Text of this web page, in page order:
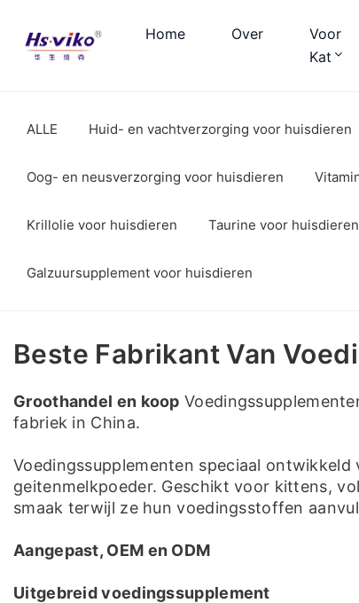
Home Over
Voor
Kat
ALLE Huid- en vachtverzorging voor huisdieren
Oog- en neusverzorging voor huisdieren
Krillolie voor huisdieren Taurine voor huisdieren
Galzuursupplement voor huisdieren
Beste Fabrikant Van
Groothandel en koop
fabriek in China.
Voedingssupplementen speciaal
geitenmelkpoeder. Geschikt voor kittens,
smaak terwijl ze hun voedingsstoffen
Aangepast, OEM en ODM
Uitgebreid voedingssupplement